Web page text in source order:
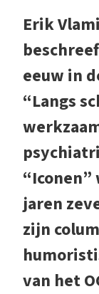
Erik
eeuw in
“Langs
jaren
zijn
van het